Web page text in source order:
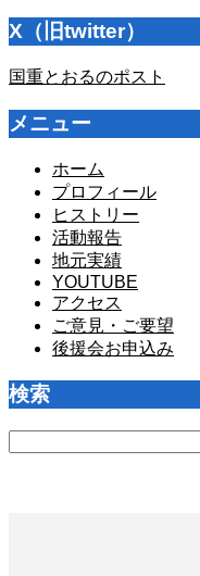
X（旧twitter）
国重とおるのポスト
メニュー
ホーム
プロフィール
ヒストリー
活動報告
地元実績
YOUTUBE
アクセス
ご意見・ご要望
後援会お申込み
検索